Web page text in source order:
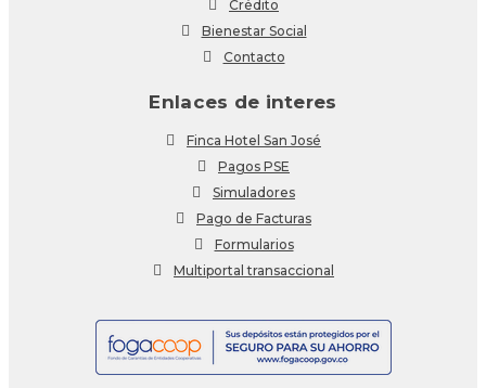
Crédito
Bienestar Social
Contacto
Enlaces de interes
Finca Hotel San José
Pagos PSE
Simuladores
Pago de Facturas
Formularios
Multiportal transaccional